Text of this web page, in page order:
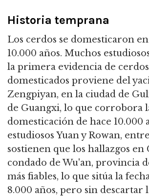
Historia temprana
Los cerdos se domesticaron
10.000 años. Muchos
la primera evidencia de cerdos
domesticados proviene del
Zengpiyan, en la ciudad de
de Guangxi, lo que corrobora
domesticación de hace 10.000
estudiosos Yuan y Rowan,
sostienen que los hallazgos en
condado de Wu'an, provincia
más fiables, lo que sitúa la
8.000 años, pero sin descartar